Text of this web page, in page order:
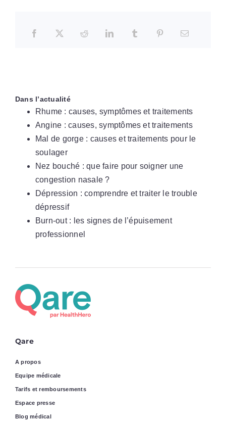
Dans l’actualité
Rhume : causes, symptômes et traitements
Angine : causes, symptômes et traitements
Mal de gorge : causes et traitements pour le
soulager
Nez bouché : que faire pour soigner une
congestion nasale ?
Dépression : comprendre et traiter le trouble
dépressif
Burn-out : les signes de l’épuisement
professionnel
Qare
A propos
Equipe médicale
Tarifs et remboursements
Espace presse
Blog médical